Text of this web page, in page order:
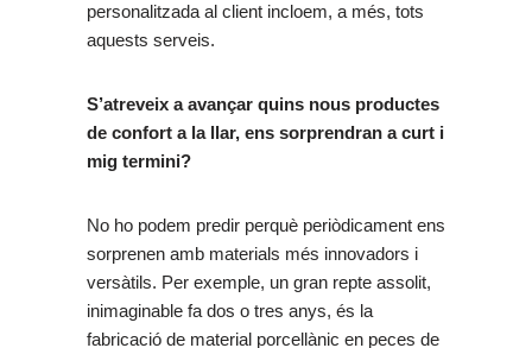
personalitzada al client incloem, a més, tots
aquests serveis.
S’atreveix a avançar quins nous productes
de confort a la llar, ens sorprendran a curt i
mig termini?
No ho podem predir perquè periòdicament ens
sorprenen amb materials més innovadors i
versàtils. Per exemple, un gran repte assolit,
inimaginable fa dos o tres anys, és la
fabricació de material porcellànic en peces de